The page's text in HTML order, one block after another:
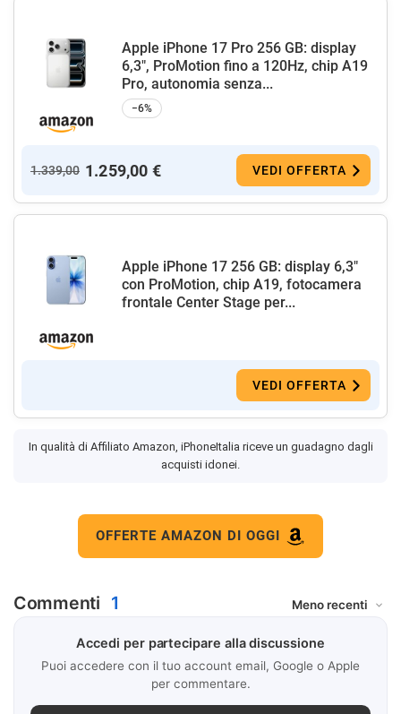
Apple iPhone 17 Pro 256 GB: display
6,3", ProMotion fino a 120Hz, chip A19
Pro, autonomia senza...
−6%
1.339,00 1.259,00 € VEDI OFFERTA
Apple iPhone 17 256 GB: display 6,3"
con ProMotion, chip A19, fotocamera
frontale Center Stage per...
VEDI OFFERTA
In qualità di Affiliato Amazon, iPhoneItalia riceve un guadagno dagli
acquisti idonei.
OFFERTE AMAZON DI OGGI
Commenti 1
Accedi per partecipare alla discussione
Puoi accedere con il tuo account email, Google o Apple
per commentare.